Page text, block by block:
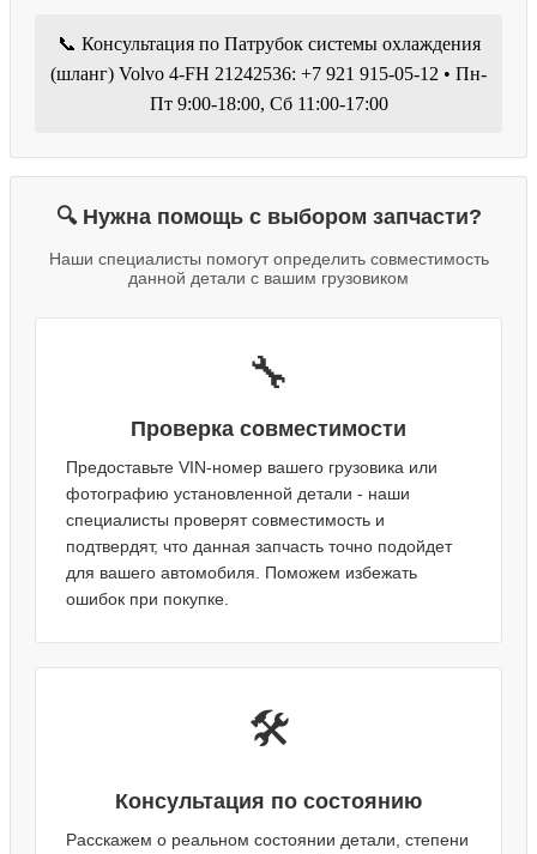
📞 Консультация по Патрубок системы охлаждения
(шланг) Volvo 4-FH 21242536: +7 921 915-05-12 • Пн-
Пт 9:00-18:00, Сб 11:00-17:00
🔍 Нужна помощь с выбором запчасти?
Наши специалисты помогут определить совместимость
данной детали с вашим грузовиком
🔧
Проверка совместимости
Предоставьте VIN-номер вашего грузовика или
фотографию установленной детали - наши
специалисты проверят совместимость и
подтвердят, что данная запчасть точно подойдет
для вашего автомобиля. Поможем избежать
ошибок при покупке.
🛠️
Консультация по состоянию
Расскажем о реальном состоянии детали, степени